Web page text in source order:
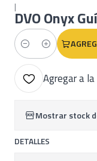
|
DVO Onyx
Cantidad
Agregar a
Mostrar stock
DETALLES